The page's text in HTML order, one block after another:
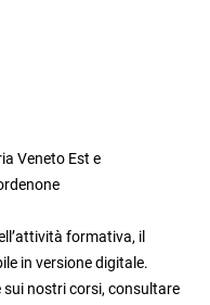
Veneto Est e
formativa, il
in versione digitale.
sui nostri corsi, consultare